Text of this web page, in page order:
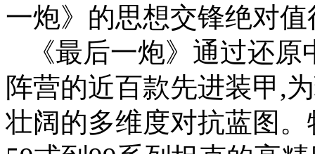
一炮》的思想交锋绝对
《最后一炮》通过还
阵营的近百款先进装甲,
壮阔的多维度对抗蓝图